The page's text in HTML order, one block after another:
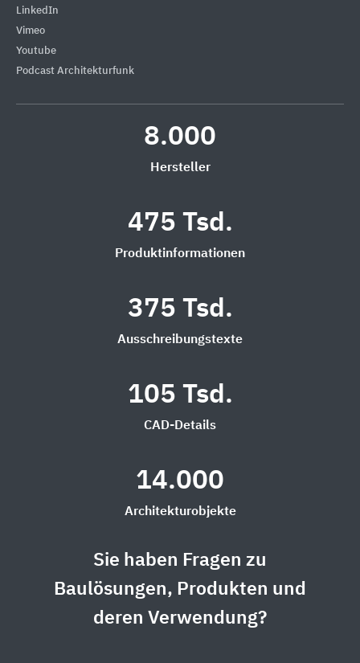
LinkedIn
Vimeo
Youtube
Podcast Architekturfunk
8.000
Hersteller
475 Tsd.
Produktinformationen
375 Tsd.
Ausschreibungstexte
105 Tsd.
CAD-Details
14.000
Architekturobjekte
Sie haben Fragen zu
Baulösungen, Produkten und
deren Verwendung?